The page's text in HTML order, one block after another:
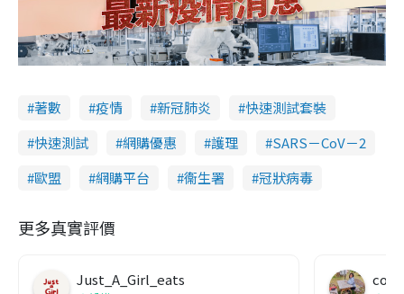
著數 疫情 新冠肺炎
快速測試套裝
快速測試
網購優惠 護理
SARS－CoV－2
歐盟
網購平台 衞生署 冠狀病毒
更多真實評價
Just_A_Girl_eats co